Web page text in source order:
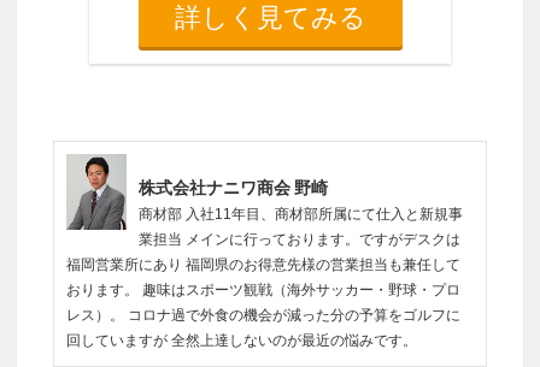
詳しく見てみる
株式会社ナニワ商会 野崎
商材部 入社11年目、商材部所属にて仕入と新規事
業担当 メインに行っております。ですがデスクは
福岡営業所にあり 福岡県のお得意先様の営業担当も兼任して
おります。 趣味はスポーツ観戦（海外サッカー・野球・プロ
レス）。 コロナ過で外食の機会が減った分の予算をゴルフに
回していますが 全然上達しないのが最近の悩みです。